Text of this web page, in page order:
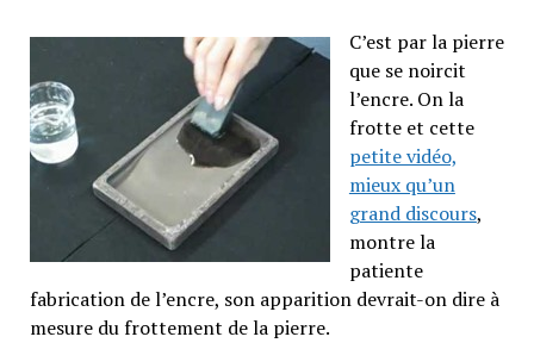
C’est par la pierre
que se noircit
l’encre. On la
frotte et cette
petite vidéo,
mieux qu’un
grand discours,
montre la
patiente
fabrication de l’encre, son apparition devrait-on dire à
mesure du frottement de la pierre.